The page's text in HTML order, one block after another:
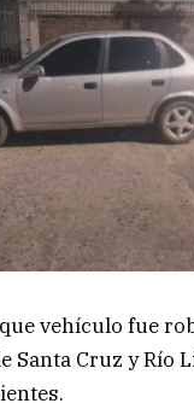
vehículo fue
Santa Cruz y Río